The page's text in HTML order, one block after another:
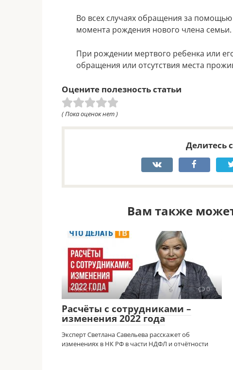
Во всех случаях обращения за
момента рождения нового члена семьи.
При рождении мертвого ребенка или
обращения или отсутствия места
Оцените полезность статьи
( Пока оценок нет )
Делитесь
Вам также
Новости 0
Расчёты с сотрудниками –
изменения 2022 года
Эксперт Светлана Савельева расскажет об
изменениях в НК РФ в части НДФЛ и отчётности